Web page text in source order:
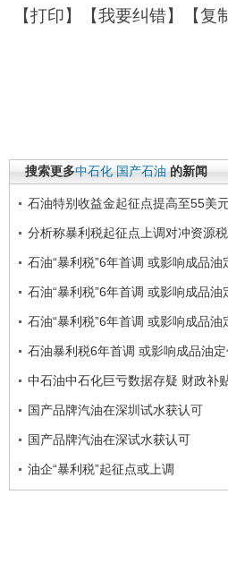
【打印】【我要纠错】【复
搜索更多中石化 国产石油 的新闻
石油特别收益金起征点提高至55美
分析称暴利税起征点上调对冲资源
石油“暴利税”6年首调 或影响成品油
石油“暴利税”6年首调 或影响成品油
石油“暴利税”6年首调 或影响成品油
石油暴利税6年首调 或影响成品油定
中石油中石化巨亏数据存疑 财政补
国产品牌汽油在深圳试水获认可
国产品牌汽油在深试水获认可
油企“暴利税”起征点或上调